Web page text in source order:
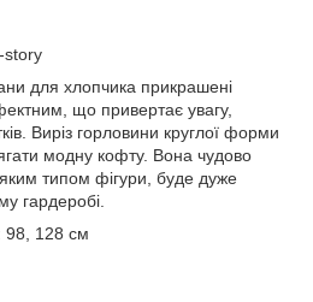
story
для хлопчика прикрашені
що привертає увагу,
Виріз горловини круглої форми
модну кофту. Вона чудово
типом фігури, буде дуже
гардеробі.
98, 128 см